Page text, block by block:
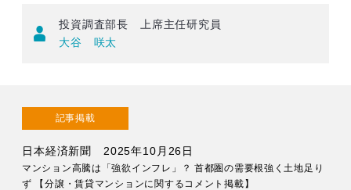
投資調査部長 上席主任研究員
大谷 咲太
記事掲載
日本経済新聞 2025年10月26日
マンション高騰は「強欲インフレ」？ 首都圏の需要根強く土地足り
ず 【分譲・賃貸マンションに関するコメント掲載】